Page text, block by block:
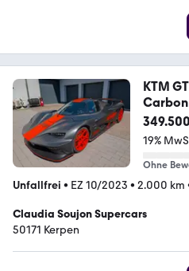
KTM
19%
Ohne
Unfallfrei • EZ 10/2023 • 2.000 km
Claudia Soujon Supercars
50171 Kerpen